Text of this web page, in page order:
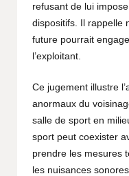
refusant de lui
dispositifs. Il rappelle
future pourrait
l’exploitant.
Ce jugement illustre
anormaux du
salle de sport en
sport peut coexister
prendre les mesures
les nuisances